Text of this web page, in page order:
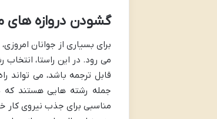
گشودن دروازه
برای بسیاری از جوانان
می رود. در این راستا،
قابل ترجمه باشد، می تواند
جمله رشته هایی هستند که
مناسبی برای جذب نیروی کار